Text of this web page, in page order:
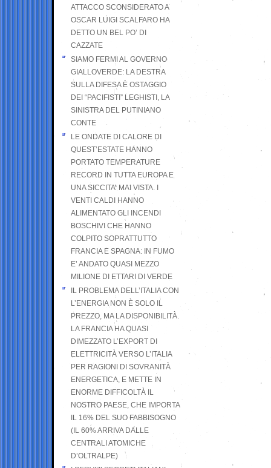
ATTACCO SCONSIDERATO A
OSCAR LUIGI SCALFARO HA
DETTO UN BEL PO’ DI
CAZZATE
SIAMO FERMI AL GOVERNO
GIALLOVERDE: LA DESTRA
SULLA DIFESA È OSTAGGIO
DEI “PACIFISTI” LEGHISTI, LA
SINISTRA DEL PUTINIANO
CONTE
LE ONDATE DI CALORE DI
QUEST’ESTATE HANNO
PORTATO TEMPERATURE
RECORD IN TUTTA EUROPA E
UNA SICCITA’ MAI VISTA. I
VENTI CALDI HANNO
ALIMENTATO GLI INCENDI
BOSCHIVI CHE HANNO
COLPITO SOPRATTUTTO
FRANCIA E SPAGNA: IN FUMO
E’ ANDATO QUASI MEZZO
MILIONE DI ETTARI DI VERDE
IL PROBLEMA DELL’ITALIA CON
L’ENERGIA NON È SOLO IL
PREZZO, MA LA DISPONIBILITÀ.
LA FRANCIA HA QUASI
DIMEZZATO L’EXPORT DI
ELETTRICITÀ VERSO L’ITALIA
PER RAGIONI DI SOVRANITÀ
ENERGETICA, E METTE IN
ENORME DIFFICOLTÀ IL
NOSTRO PAESE, CHE IMPORTA
IL 16% DEL SUO FABBISOGNO
(IL 60% ARRIVA DALLE
CENTRALI ATOMICHE
D’OLTRALPE)